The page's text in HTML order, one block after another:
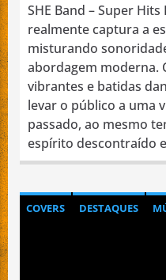
SHE Band – Super
realmente captura a
misturando
abordagem moderna.
vibrantes e batidas
levar o público a uma
passado, ao mesmo
espírito descontraído
COVERS DESTAQUES